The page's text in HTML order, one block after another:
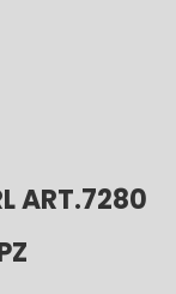
ART.7280